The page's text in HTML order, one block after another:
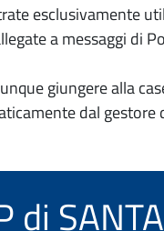
esclusivamente
a messaggi di
giungere alla
dal gestore